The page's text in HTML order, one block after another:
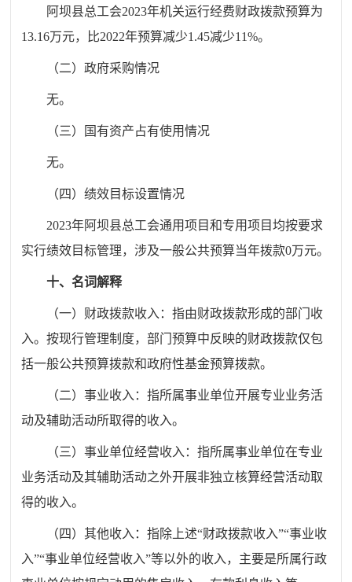
阿坝县总工会2023年机关运行经费财政拨款预算为
13.16万元，比2022年预算减少1.45减少11%。
（二）政府采购情况
无。
（三）国有资产占有使用情况
无。
（四）绩效目标设置情况
2023年阿坝县总工会通用项目和专用项目均按要求
实行绩效目标管理，涉及一般公共预算当年拨款0万元。
十、名词解释
（一）财政拨款收入：指由财政拨款形成的部门收
入。按现行管理制度，部门预算中反映的财政拨款仅包
括一般公共预算拨款和政府性基金预算拨款。
（二）事业收入：指所属事业单位开展专业业务活
动及辅助活动所取得的收入。
（三）事业单位经营收入：指所属事业单位在专业
业务活动及其辅助活动之外开展非独立核算经营活动取
得的收入。
（四）其他收入：指除上述“财政拨款收入”“事业收
入”“事业单位经营收入”等以外的收入，主要是所属行政